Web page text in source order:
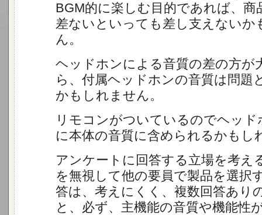
BGM的に楽しむ目的であれば、商
差ないといっても差し支えないか
ん。
ヘッドホンによる音質の差の方が
ら、付属ヘッドホンの音質は問題
かもしれません。
リモコンがついているのでヘッド
に本体の音質に含められるかもし
アンケートに回答する立場を考え
を無視して他の要員で製品を選択
答は、考えにくく、複数回答あり
と、必ず、主機能の音質や機能性